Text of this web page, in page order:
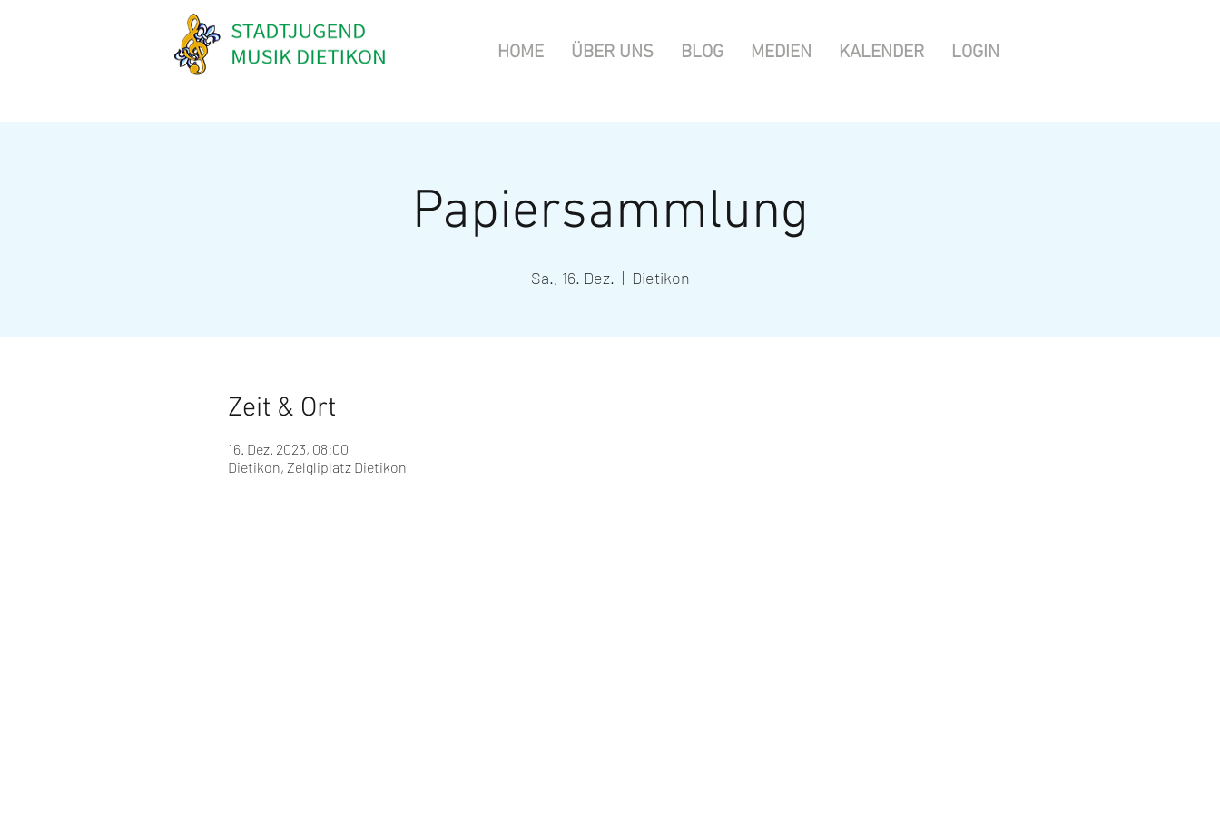
HOME ÜBER UNS BLOG MEDIEN KALENDER LOGIN
Papiersammlung
Sa., 16. Dez.
  |
Dietikon
Zeit & Ort
16. Dez. 2023, 08:00
Dietikon, Zelgliplatz Dietikon